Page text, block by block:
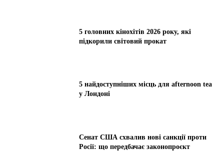
5 головних кінохітів 2026 року, які
підкорили світовий прокат
5 найдоступніших місць для afternoon tea
у Лондоні
Сенат США схвалив нові санкції проти
Росії: що передбачає законопроєкт